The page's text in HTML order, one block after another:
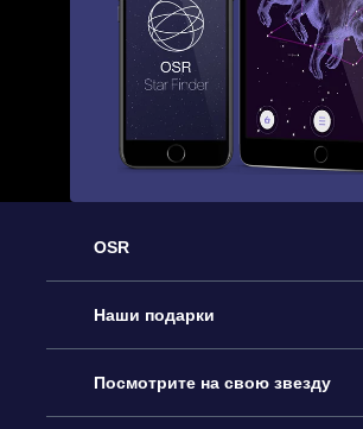
OSR
Обслуживание
Как с нами связаться
Наши подарки
Онлайн подарок Online Star Gift
Посмотрите на свою звезду